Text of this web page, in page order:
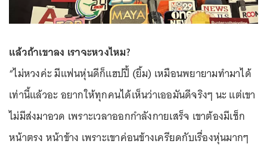
แล้วถ้าเขาลง เราจะหวงไหม?
“ไม่หวงค่ะ มีแฟนหุ่นดีก็แฮปปี้ (ยิ้ม) เหมือนพยายามทำมาได้
เท่านี้แล้วอะ อยากให้ทุกคนได้เห็นว่าเออมันดีจริงๆ นะ แต่เขา
ไม่มีส่งมาอวด เพราะเวลาออกกำลังกายเสร็จ เขาต้องมีเช็ก
หน้าตรง หน้าข้าง เพราะเขาค่อนข้างเครียดกับเรื่องหุ่นมากๆ